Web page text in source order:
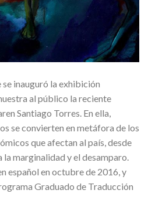
inauguró la exhibición
al público la reciente
Santiago Torres. En ella,
se convierten en metáfora de los
que afectan al país, desde
marginalidad y el desamparo.
español en octubre de 2016, y
Graduado de Traducción